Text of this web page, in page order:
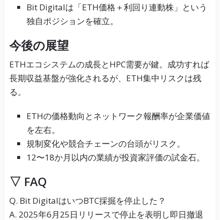
Bit Digitalは「ETH価格＋利回り連動株」という
独自ポジションを確立。
今後の展望
ETHエコシステムの成長とHPC需要が鍵。成功すれば
長期収益基盤が強化されるが、ETH集中リスクは残
る。
ETHの価格動向とネットワーク報酬率が企業価値
を左右。
規制変化や競合チェーンの台頭がリスク。
12〜18か月以内の業績が投資家評価の試金石。
▽ FAQ
Q. Bit DigitalはいつBTC採掘を停止した？
A. 2025年6月25日リリースで停止を表明し即日撤退